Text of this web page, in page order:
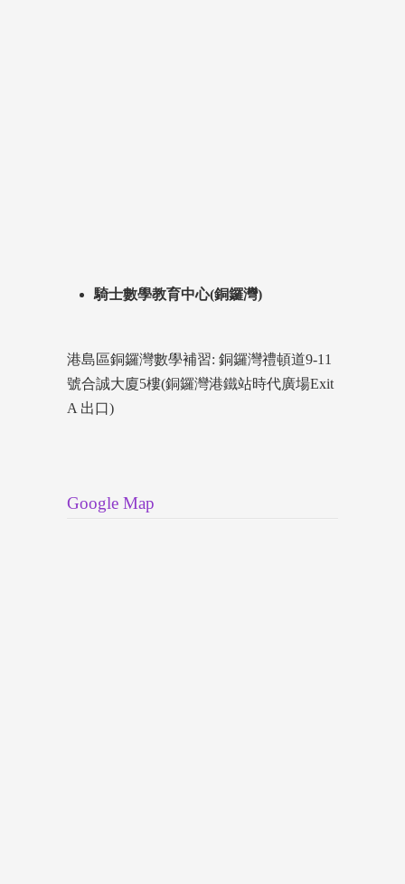
騎士數學教育中心(銅鑼灣)
港島區銅鑼灣數學補習: 銅鑼灣禮頓道9-11
號合誠大廈5樓(銅鑼灣港鐵站時代廣場Exit
A 出口)
Google Map